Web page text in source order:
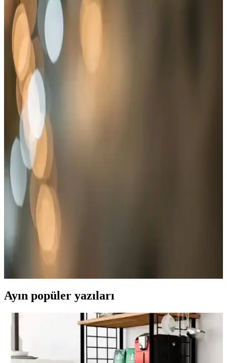
ACY STORE'nin katlanabilir plastik hasır kilimi ve geniş piknik
hasırı, pratiklik ve dayanıklılık sunar. Kamp, bahçe ve plajda rahat
kullanım için ideal seçenekler, farklı özellikler ve fiyat aralıklarıyla
karşınıza çıkar.
Craft Home Kamp ve Katlanabilir Plastik Hasır
Halı Kilim Karşılaştırması ve Kullanım Alanları
Craft Home'un kamp ve katlanabilir hasır halıları, doğa dostu
malzemeleri ve pratik kullanımıyla öne çıkıyor. Bu karşılaştırma,
ihtiyaçlarınıza en uygun modeli seçmenize yardımcı olacak detayları
içeriyor.
Dış Mekan Kullanımı İçin En İyi Katlanabilir Hasır
Kilimler Karşılaştırması
İki farklı katlanabilir hasır kilim modelini karşılaştırıyoruz. ACY
STORE ve Craft Home ürünleri, dış mekan kullanımı, dayanıklılık
ve kullanıcı memnuniyeti açısından detaylı analiz edilerek,
ihtiyaçlarınıza uygun en iyi seçeneği bulmanıza yardımcı olur.
Hasır Kilim Fiyatları ve Modelleri: Doğal ve
Ekonomik Dekorasyon Çözümleri
Hasır kilimler, doğal görünüm ve uygun fiyatlarıyla iç ve dış
Ayın popüler yazıları